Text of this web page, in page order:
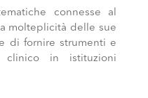
connesse al
molteplicità delle sue
di fornire strumenti e
in istituzioni